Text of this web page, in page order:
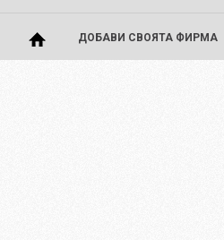
ДОБАВИ СВОЯТА ФИРМА